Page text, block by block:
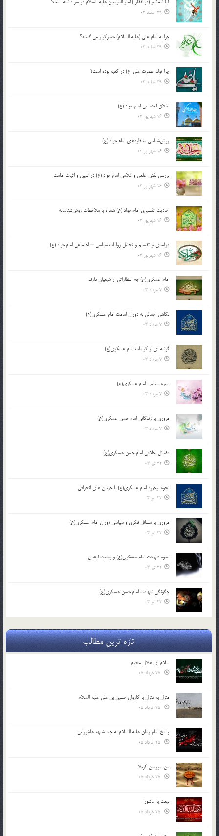
آیا شمشیر (ذوالفقار ) امیر المومنین علیه السلام دو سر داشته است؟
29 اسفند 03
چرا به امام علی (علیه السلام) حیدرکرار می گفتند؟
29 اسفند 03
چرا تولد حضرت علی (ع) در کعبه بوده است؟
29 اسفند 03
اخلاق اجتماعی امام جواد (ع)
16 شهریور 03
روش‌شناسی مناظره‌های امام جواد (ع)
16 شهریور 03
بررسی نقش علمی و کلامی امام جواد (ع) در تبیین و اثبات امامت
16 شهریور 03
احادیث تفسیری امام جواد (ع) همراه با ملاحظات روش‌شناسانه
16 شهریور 03
درآمدی بر تقسیم و تحلیل روایات سیاسی – اجتماعی امام جواد (ع)
16 شهریور 03
امام عسکری(ع) چه انتظاراتی از شیعیان دارند
7 مرداد 03
نگاهی اجمالی به دوران امامت امام عسکری(ع)
7 مرداد 03
گوشه ای از کرامات امام عسکری(ع)
7 مرداد 03
سیره سیاسی امام عسکری(ع)
7 مرداد 03
مروری بر زندگانی امام حسن عسکری(ع)
7 مرداد 03
فضائل اخلاقی امام حسن عسکری(ع)
22 تیر 03
نحوه برخورد امام عسکری(ع) با جریان های انحرافی
22 تیر 03
مروری بر مسائل فکری و سیاسی دوران امام عسکری(ع)
22 تیر 03
نحوه شهادت امام عسکری(ع) و وصیت ایشان
22 تیر 03
چگونگی شهادت امام حسن عسکری(ع)
22 تیر 03
تازه ترین مطالب
سلام ای هلال محرم
منزل به منزل با کاروان حسین بن علی علیه السلام
پاسخ امام زمان علیه السلام به چند شبهه عاشورایی
من سرزمین کربلا
بیعت با عاشورا